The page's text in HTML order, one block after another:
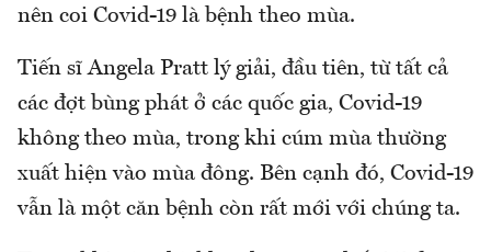
nên coi Covid-19 là bệnh theo mùa.
Tiến sĩ Angela Pratt lý giải, đầu tiên, từ tất cả
các đợt bùng phát ở các quốc gia, Covid-19
không theo mùa, trong khi cúm mùa thường
xuất hiện vào mùa đông. Bên cạnh đó, Covid-19
vẫn là một căn bệnh còn rất mới với chúng ta.